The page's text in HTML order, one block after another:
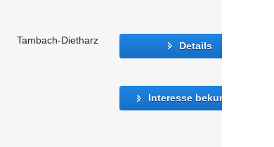
Tambach-Dietharz Details
Interesse bekunden